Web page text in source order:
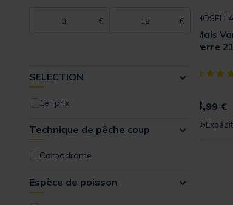
€ €
SELECTION
1er prix
Technique de pêche coup
Carpodrome
Espèce de poisson
Mais
verre
[object
3,99 €